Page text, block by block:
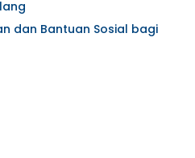
dan Bantuan Sosial bagi